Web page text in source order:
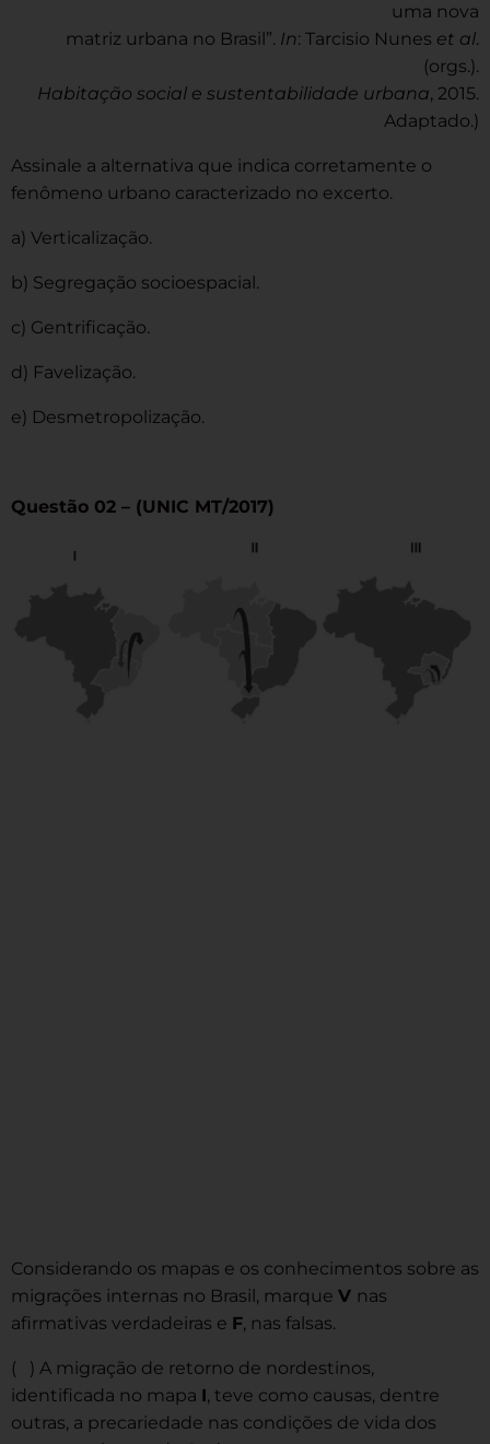
uma nova
matriz urbana no Brasil”. In: Tarcisio Nunes et al.
(orgs.).
Habitação social e sustentabilidade urbana, 2015.
Adaptado.)
Assinale a alternativa que indica corretamente o
fenômeno urbano caracterizado no excerto.
a) Verticalização.
b) Segregação socioespacial.
c) Gentrificação.
d) Favelização.
e) Desmetropolização.
Questão 02 – (UNIC MT/2017)
Considerando os mapas e os conhecimentos sobre as
migrações internas no Brasil, marque V nas
afirmativas verdadeiras e F, nas falsas.
( ) A migração de retorno de nordestinos,
identificada no mapa I, teve como causas, dentre
outras, a precariedade nas condições de vida dos